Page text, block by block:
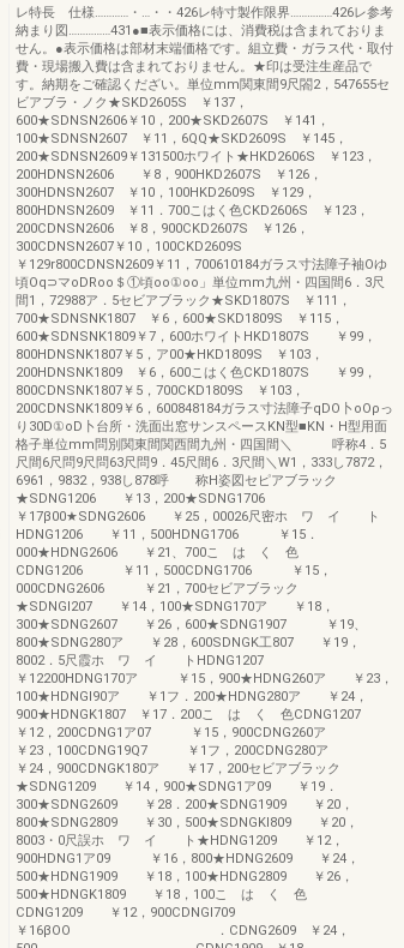
レ特長 仕様…………・…・・426レ特寸製作限界……………426レ参考
納まり図……………431●■表示価格には、消費税は含まれておりま
せん。●表示価格は部材末端価格です。組立費・ガラス代・取付
費・現場搬入費は含まれておりません。★印は受注生産品で
す。納期をご確認くだざい。単位mm関東間9尺閤2，547655セ
ビアブラ・ノク★SKD2605S ￥137，
600★SDNSN2606￥10，200★SKD2607S ￥141，
100★SDNSN2607 ￥11，6QQ★SKD2609S ￥145，
200★SDNSN2609￥131500ホワイト★HKD2606S ￥123，
200HDNSN2606 ￥8，900HKD2607S ￥126，
300HDNSN2607 ￥10，100HKD2609S ￥129，
800HDNSN2609 ￥11．700こはく色CKD2606S ￥123，
200CDNSN2606 ￥8，900CKD2607S ￥126，
300CDNSN2607￥10，100CKD2609S
￥129r800CDNSN2609￥11，700610184ガラス寸法障子袖Oゆ
頃Oq⊃マoDRoo＄①頃oo①oo」単位mm九州・四国間6．3尺
間1，72988ア．5セビアブラック★SKD1807S ￥111，
700★SDNSNK1807 ￥6，600★SKD1809S ￥115，
600★SDNSNK1809￥7，600ホワイトHKD1807S ￥99，
800HDNSNK1807￥5，ア00★HKD1809S ￥103，
200HDNSNK1809 ￥6，600こはく色CKD1807S ￥99，
800CDNSNK1807￥5，700CKD1809S ￥103，
200CDNSNK1809￥6，600848184ガラス寸法障子qDO卜oOρっ
り30D①oD卜台所・洗面出窓サンスペースKN型■KN・H型用面
格子単位mm問別関東間関西間九州・四国間＼ 呼称4．5
尺間6尺問9尺問63尺問9．45尺間6．3尺間＼W1，333し7872，
6961，9832，938し878呼 称H姿図セピアブラック
★SDNG1206 ￥13，200★SDNG1706
￥17β00★SDNG2606 ￥25，00026尺密ホ ワ イ ト
HDNG1206 ￥11，500HDNG1706 ￥15．
000★HDNG2606 ￥21、700こ は く 色
CDNG1206 ￥11，500CDNG1706 ￥15，
000CDNG2606 ￥21，700セビアブラック
★SDNGI207 ￥14，100★SDNG170ア ￥18，
300★SDNG2607 ￥26，600★SDNG1907 ￥19、
800★SDNG280ア ￥28，600SDNGK工807 ￥19，
8002．5尺霞ホ ワ イ トHDNG1207
￥12200HDNG170ア ￥15，900★HDNG260ア ￥23，
100★HDNGI90ア ￥1フ．200★HDNG280ア ￥24，
900★HDNGK1807 ￥17．200こ は く 色CDNG1207
￥12，200CDNG1ア07 ￥15，900CDNG260ア
￥23，100CDNG19Q7 ￥1フ，200CDNG280ア
￥24，900CDNGK180ア ￥17，200セビアブラック
★SDNG1209 ￥14，900★SDNG1ア09 ￥19．
300★SDNG2609 ￥28．200★SDNG1909 ￥20，
800★SDNG2809 ￥30，500★SDNGKI809 ￥20，
8003・0尺誤ホ ワ イ ト★HDNG1209 ￥12，
900HDNG1ア09 ￥16，800★HDNG2609 ￥24，
500★HDNG1909 ￥18，100★HDNG2809 ￥26，
500★HDNGK1809 ￥18，100こ は く 色
CDNG1209 ￥12，900CDNGI709
￥16βOO ．CDNG2609 ￥24，